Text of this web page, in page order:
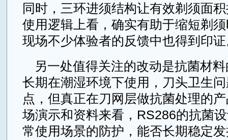
同时，三环进须结构让有效剃须面
使用逻辑上看，确实有助于缩短剃
现场不少体验者的反馈中也得到印
另一处值得关注的改动是抗菌材
长期在潮湿环境下使用，刀头卫生
点，但真正在刀网层做抗菌处理的
场演示和资料来看，RS286的抗菌
常使用场景的防护，能否长期稳定